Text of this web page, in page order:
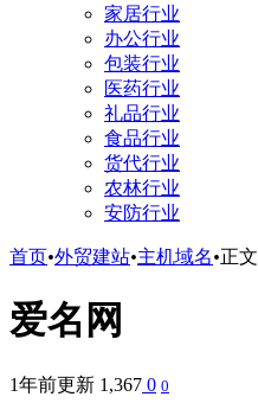
家居行业
办公行业
包装行业
医药行业
礼品行业
食品行业
货代行业
农林行业
安防行业
首页•外贸建站•主机域名•正文
爱名网
1年前更新 1,367 0 0